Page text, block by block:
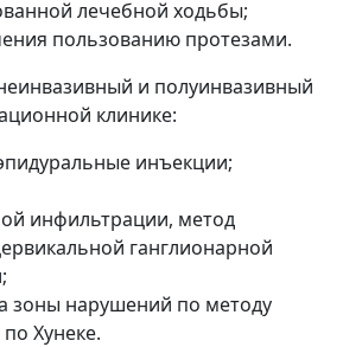
лечебной ходьбы;
пользованию протезами.
и полуинвазивный
клинике:
инъекции;
инфильтрации, метод
ганглионарной
зоны нарушений по методу
Хунеке.